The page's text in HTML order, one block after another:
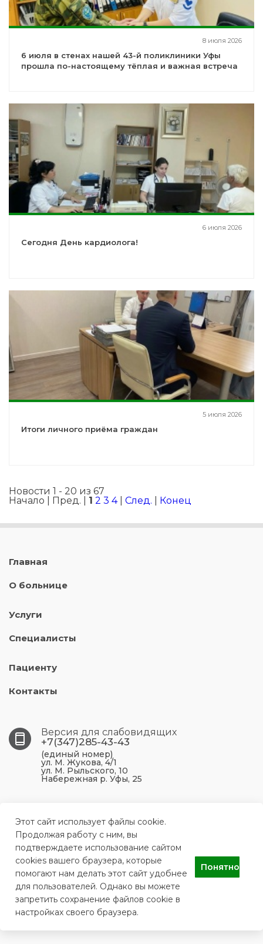
8 июля 2026
6 июля в стенах нашей 43-й поликлиники Уфы
прошла по-настоящему тёплая и важная встреча
6 июля 2026
Сегодня День кардиолога!
5 июля 2026
Итоги личного приёма граждан
Новости 1 - 20 из 67
Начало | Пред. | 1 2 3 4| След. Конец
Главная
О больнице
Услуги
Специалисты
Пациенту
Контакты
Версия для слабовидящих
+7(347)285-43-43
(единый номер)
ул. М. Жукова, 4/1
ул. М. Рыльского, 10
Набережная р. Уфы, 25
Жукова, 4/1
ufa.p43@doctorrb.ru
ГБУЗ РБ Поликлиника №43 г. Уфа
Этот сайт использует файлы cookie.
Продолжая работу с ним, вы
подтверждаете использование сайтом
cookies вашего браузера, которые
помогают нам делать этот сайт удобнее
для пользователей. Однако вы можете
запретить сохранение файлов cookie в
настройках своего браузера.
Понятно